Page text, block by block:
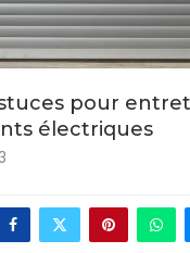
pour
électriques